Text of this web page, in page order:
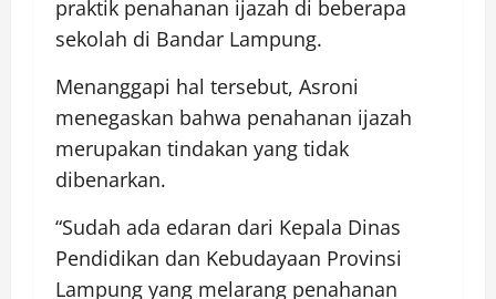
praktik penahanan ijazah di beberapa
sekolah di Bandar Lampung.
Menanggapi hal tersebut, Asroni
menegaskan bahwa penahanan ijazah
merupakan tindakan yang tidak
dibenarkan.
“Sudah ada edaran dari Kepala Dinas
Pendidikan dan Kebudayaan Provinsi
Lampung yang melarang penahanan